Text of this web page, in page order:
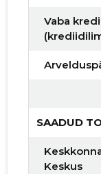
Vaba
SAADUD
Keskus